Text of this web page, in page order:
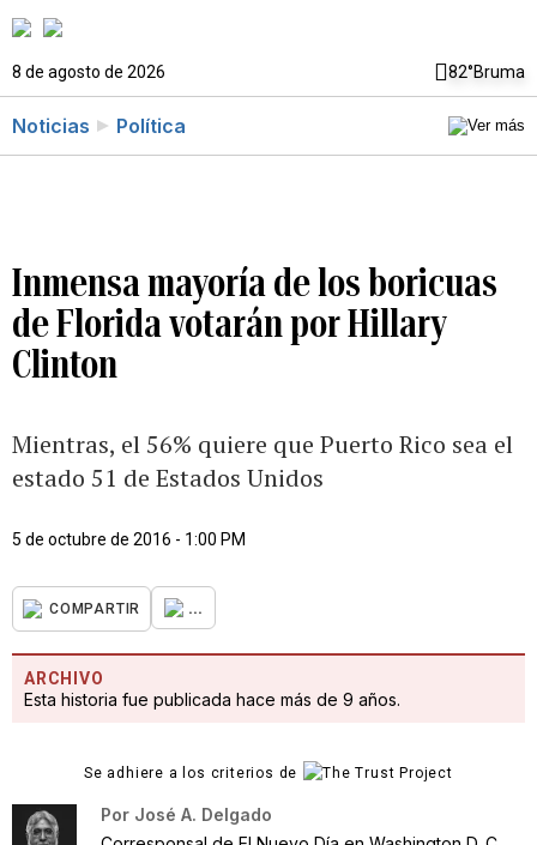
8 de agosto de 2026 82°Bruma
Noticias Política
Inmensa mayoría de los boricuas
de Florida votarán por Hillary
Clinton
Mientras, el 56% quiere que Puerto Rico sea el
estado 51 de Estados Unidos
5 de octubre de 2016 - 1:00 PM
COMPARTIR ...
ARCHIVO
Esta historia fue publicada hace más de 9 años.
Se adhiere a los criterios de
Por José A. Delgado